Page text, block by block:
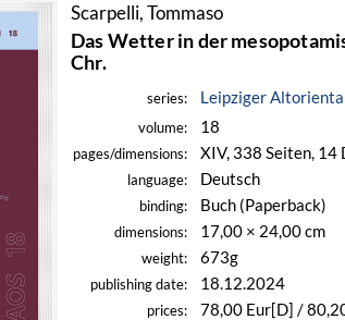
Scarpelli, Tommaso
Das Wetter in der
Chr.
series: Leipziger
volume: 18
pages/dimensions: XIV, 338 Seiten, 14
language: Deutsch
binding: Buch (Paperback)
dimensions: 17,00 × 24,00 cm
weight: 673g
publishing date: 18.12.2024
prices: 78,00 Eur[D] /